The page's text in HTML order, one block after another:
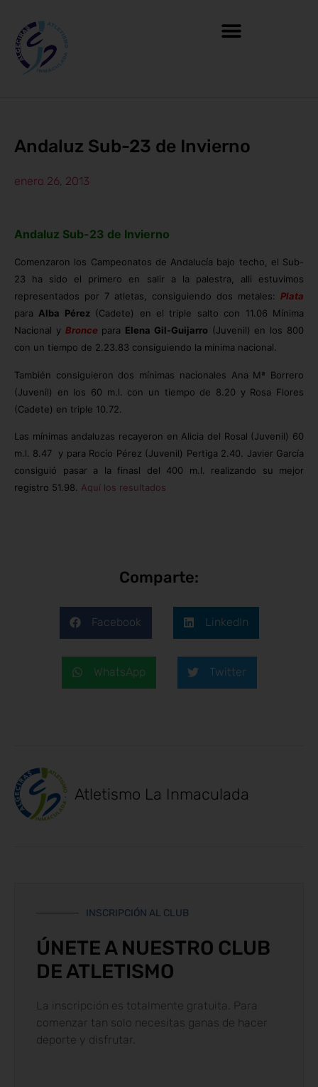
Andaluz Sub-23 de Invierno
enero 26, 2013
Andaluz Sub-23 de Invierno
Comenzaron los Campeonatos de Andalucía bajo techo, el Sub-
23 ha sido el primero en salir a la palestra, alli estuvimos
representados por 7 atletas, consiguiendo dos metales: Plata
paraAlba Pérez(Cadete) en el triple salto con 11.06 Mínima
Nacional y Bronce para Elena Gil-Guijarro (Juvenil) en los 800
con un tiempo de 2.23.83 consiguiendo la mínima nacional.
También consiguieron dos mínimas nacionales Ana Mª Borrero
(Juvenil) en los 60 m.l. con un tiempo de 8.20 y Rosa Flores
(Cadete) en triple 10.72.
Las mínimas andaluzas recayeron en Alicia del Rosal (Juvenil) 60
m.l. 8.47 y para Rocío Pérez (Juvenil) Pertiga 2.40. Javier García
consiguió pasar a la finasl del 400 m.l. realizando su mejor
registro 51.98. Aquí los resultados
Comparte:
Facebook LinkedIn
WhatsApp Twitter
Atletismo La Inmaculada
INSCRIPCIÓN AL CLUB
ÚNETE A NUESTRO CLUB
DE ATLETISMO
La inscripción es totalmente gratuita. Para
comenzar tan solo necesitas ganas de hacer
deporte y disfrutar.